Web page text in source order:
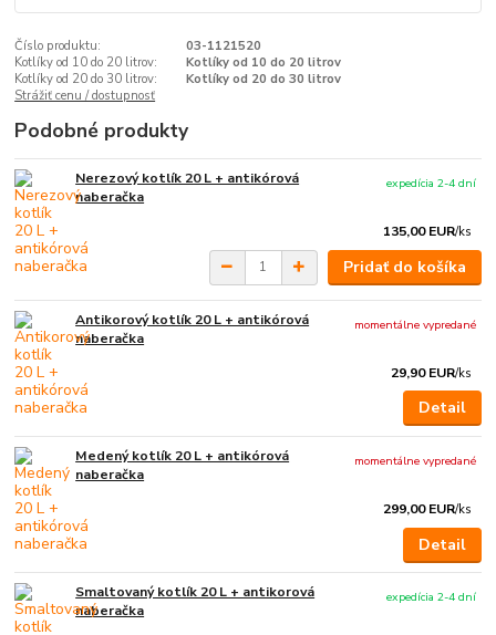
Číslo produktu:
03-1121520
Kotlíky od 10 do 20 litrov:
Kotlíky od 10 do 20 litrov
Kotlíky od 20 do 30 litrov:
Kotlíky od 20 do 30 litrov
Strážiť cenu / dostupnosť
Podobné produkty
Nerezový kotlík 20 L + antikórová
naberačka
135,00 EUR/ks
expedícia 2-4 dní
Pridať do košíka
Antikorový kotlík 20 L + antikórová
naberačka
29,90 EUR/ks
momentálne vypredané
Detail
Medený kotlík 20 L + antikórová
naberačka
299,00 EUR/ks
momentálne vypredané
Detail
Smaltovaný kotlík 20 L + antikorová
naberačka
expedícia 2-4 dní